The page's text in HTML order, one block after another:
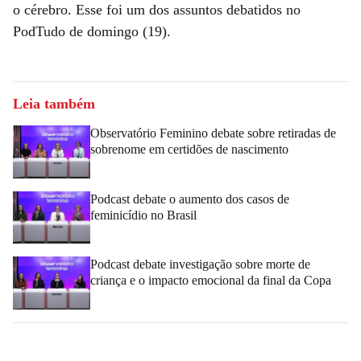
o cérebro. Esse foi um dos assuntos debatidos no
PodTudo de domingo (19).
Leia também
Observatório Feminino debate sobre retiradas de
sobrenome em certidões de nascimento
Podcast debate o aumento dos casos de
feminicídio no Brasil
Podcast debate investigação sobre morte de
criança e o impacto emocional da final da Copa